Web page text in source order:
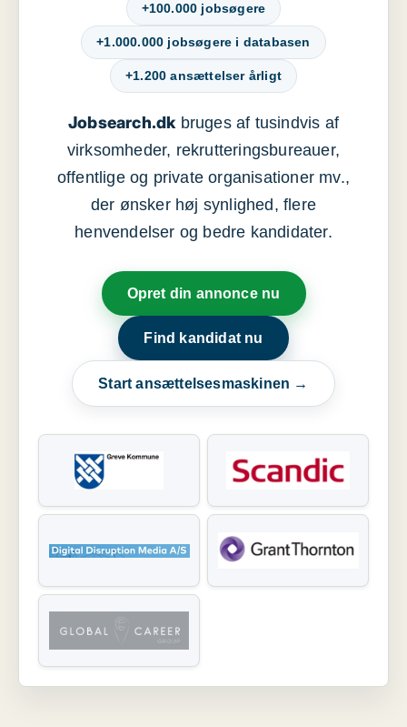
+100.000 jobsøgere
+1.000.000 jobsøgere i databasen
+1.200 ansættelser årligt
Jobsearch.dkbruges af tusindvis af
virksomheder, rekrutteringsbureauer,
offentlige og private organisationer mv.,
der ønsker høj synlighed, flere
henvendelser og bedre kandidater.
Opret din annonce nu
Find kandidat nu
Start ansættelsesmaskinen →